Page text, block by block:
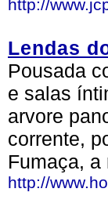
http://
Lendas
Pousada
e salas
arvore
corrente,
Fumaça,
http://